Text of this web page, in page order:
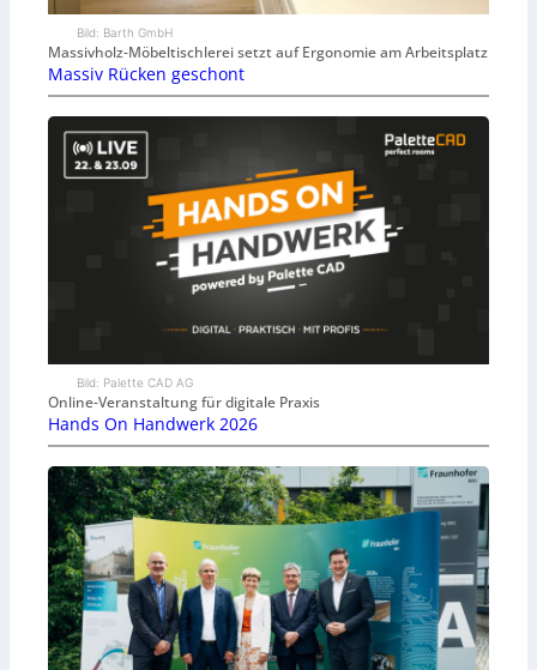
Bild: Barth GmbH
Massivholz-Möbeltischlerei setzt auf Ergonomie am Arbeitsplatz
Massiv Rücken geschont
Bild: Palette CAD AG
Online-Veranstaltung für digitale Praxis
Hands On Handwerk 2026